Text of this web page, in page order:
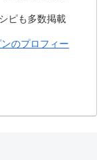
ピも多数掲載
のプロフィー